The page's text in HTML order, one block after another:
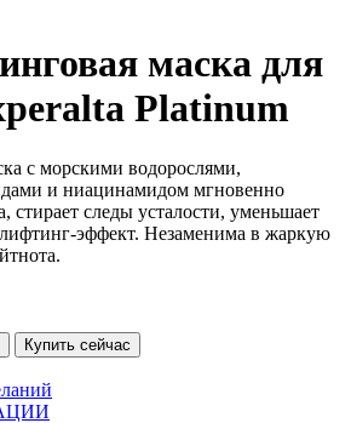
маска для
Platinum
с морскими водорослями,
и ниацинамидом мгновенно
стирает следы усталости, уменьшает
лифтинг-эффект. Незаменима в жаркую
Купить сейчас